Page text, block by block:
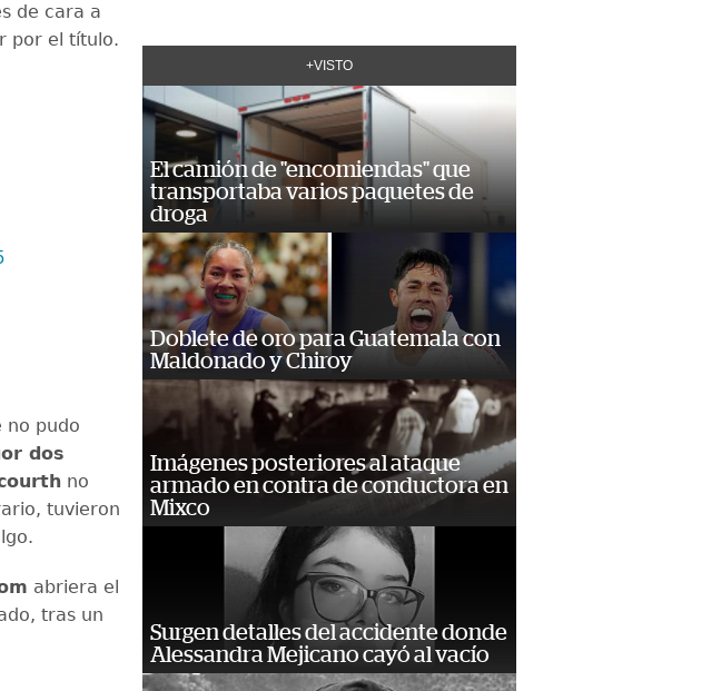
de cara a
por el título.
no pudo
dos
no
tuvieron
abriera el
tras un
+VISTO
El camión de "encomiendas" que
transportaba varios paquetes de
droga
Doblete de oro para Guatemala con
Maldonado y Chiroy
Imágenes posteriores al ataque
armado en contra de conductora en
Mixco
Surgen detalles del accidente donde
Alessandra Mejicano cayó al vacío